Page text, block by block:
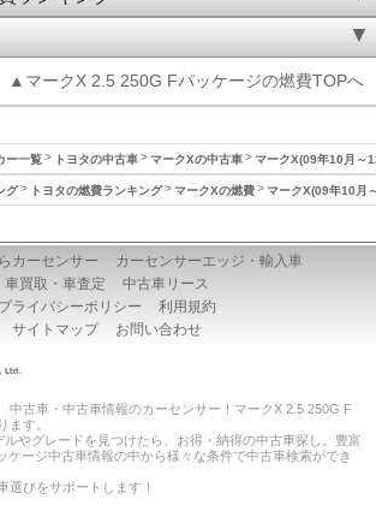
▲マークX 2.5 250G Fパッケージの燃費TOPへ
ー一覧 トヨタの中古車 マークXの中古車 マークX(09年10月～
グ トヨタの燃費ランキング マークXの燃費 マークX(09年10月
カーセンサー
カーセンサーエッジ・輸入車
車買取・車査定
中古車リース
プライバシーポリシー
利用規約
サイトマップ
お問い合わせ
中古車・中古車情報のカーセンサー！マークX 2.5 250G F
ます。
ルやグレードを見つけたら、お得・納得の中古車探し。豊富
ケージ中古車情報の中から様々な条件で中古車検索ができ
選びをサポートします！